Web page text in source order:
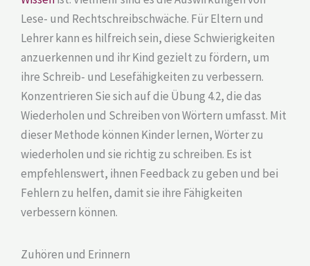
Lese- und Rechtschreibschwäche. Für Eltern und
Lehrer kann es hilfreich sein, diese Schwierigkeiten
anzuerkennen und ihr Kind gezielt zu fördern, um
ihre Schreib- und Lesefähigkeiten zu verbessern.
Konzentrieren Sie sich auf die Übung 4.2, die das
Wiederholen und Schreiben von Wörtern umfasst. Mit
dieser Methode können Kinder lernen, Wörter zu
wiederholen und sie richtig zu schreiben. Es ist
empfehlenswert, ihnen Feedback zu geben und bei
Fehlern zu helfen, damit sie ihre Fähigkeiten
verbessern können.
Zuhören und Erinnern